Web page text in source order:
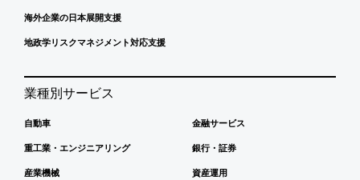
海外企業の日本展開支援
地政学リスクマネジメント対応支援
業種別サービス
自動車
重工業・エンジニアリング
産業機械
金融サービス
銀行・証券
資産運用